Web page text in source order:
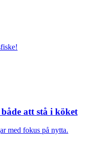
att stå i köket
med fokus på nytta.